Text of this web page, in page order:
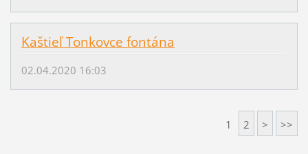
Kaštieľ Tonkovce fontána
02.04.2020 16:03
1 2 > >>